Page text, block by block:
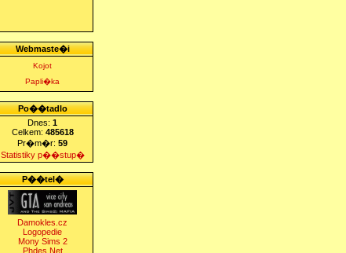
Webmaste�i
Kojot
Papli�ka
Po��tadlo
Dnes: 1
Celkem: 485618
Pr�m�r: 59
Statistiky p��stup�
P��tel�
Damokles.cz
Logopedie
Mony Sims 2
Phdes.Net